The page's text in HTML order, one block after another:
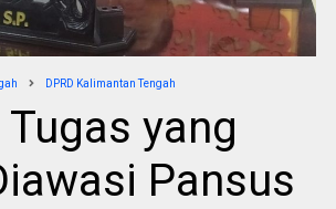
DPRD Kalimantan Tengah
yang
Pansus